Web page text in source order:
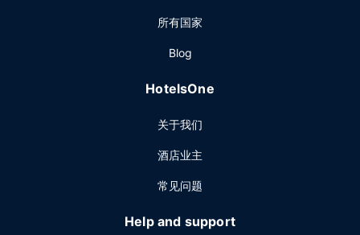
方英尺）的空间，包括会议场地和会议室。酒店提供免费自助
所有国家
Blog
HotelsOne
关于我们
酒店业主
常见问题
Help and support